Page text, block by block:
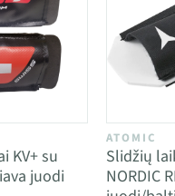
KV+ su
juodi
ATOMIC
Slidžių
NORDIC